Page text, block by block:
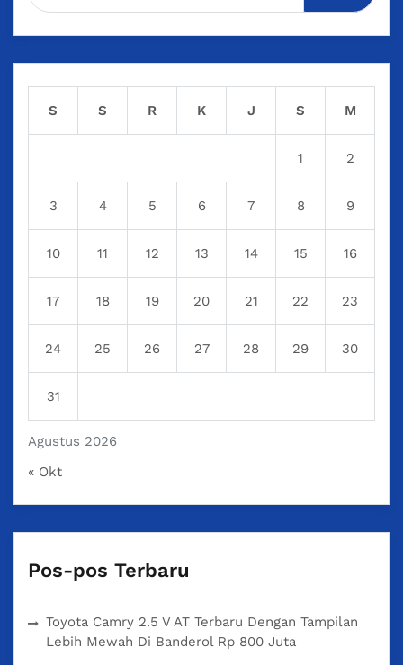
Agustus 2026
S S R K J S M
1 2
3 4 5 6 7 8 9
10 11 12 13 14 15 16
17 18 19 20 21 22 23
24 25 26 27 28 29 30
31
« Okt
Pos-pos Terbaru
Toyota Camry 2.5 V AT Terbaru Dengan Tampilan
Lebih Mewah Di Banderol Rp 800 Juta